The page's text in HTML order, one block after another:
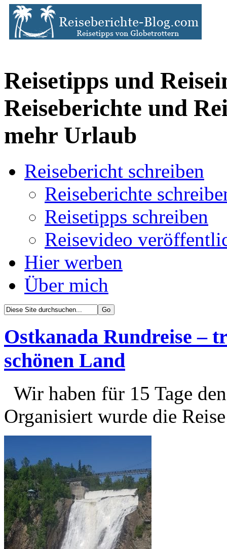
Reisetipps und
Reiseberichte und
mehr Urlaub
Reisebericht schreiben
Reiseberichte
Reisetipps schreiben
Reisevideo
Hier werben
Über mich
Ostkanada Rundreise –
schönen Land
Wir haben für 15 Tage
Organisiert wurde die